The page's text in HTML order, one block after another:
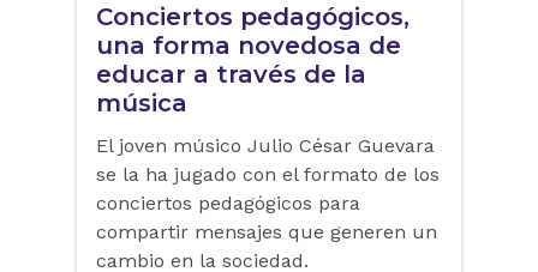
Conciertos pedagógicos,
una forma novedosa de
educar a través de la
música
El joven músico Julio César Guevara
se la ha jugado con el formato de los
conciertos pedagógicos para
compartir mensajes que generen un
cambio en la sociedad.